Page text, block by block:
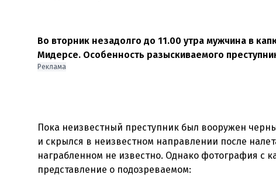
Во вторник незадолго до 11.00 утра мужчина в
Мидерсе. Особенность разыскиваемого
Реклама
Пока неизвестный преступник был вооружен
и скрылся в неизвестном направлении после
награбленном не известно. Однако фотография с
представление о подозреваемом: